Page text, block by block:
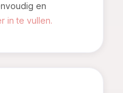
en
in te vullen.